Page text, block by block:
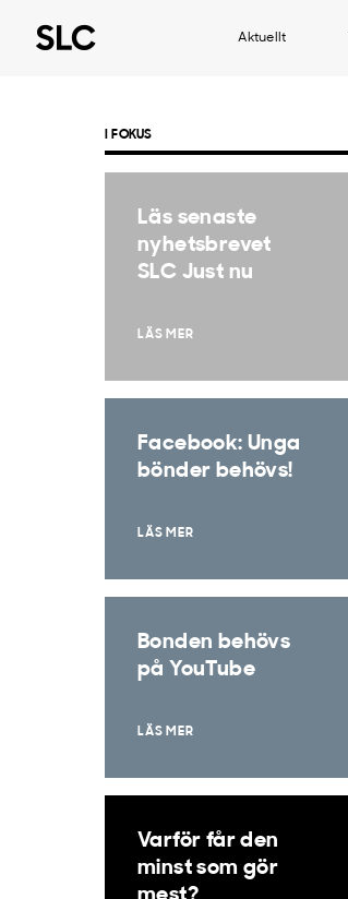
Aktuellt
I FOKUS
Läs senaste
nyhetsbrevet
SLC Just nu
LÄS MER
Facebook: Unga
bönder behövs!
LÄS MER
Bonden behövs
på YouTube
LÄS MER
Varför får den
minst som gör